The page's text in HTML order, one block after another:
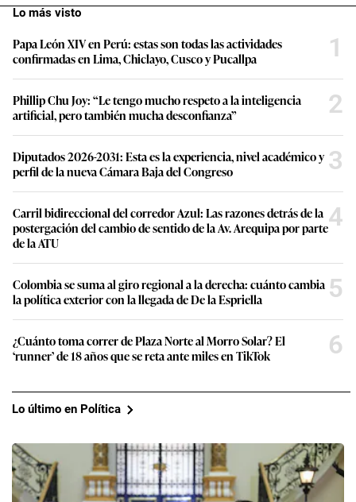
Lo más visto
Papa León XIV en Perú: estas son todas las actividades
confirmadas en Lima, Chiclayo, Cusco y Pucallpa
1
Phillip Chu Joy: “Le tengo mucho respeto a la inteligencia
artificial, pero también mucha desconfianza”
2
Diputados 2026-2031: Esta es la experiencia, nivel académico y
perfil de la nueva Cámara Baja del Congreso
3
Carril bidireccional del corredor Azul: Las razones detrás de la
postergación del cambio de sentido de la Av. Arequipa por parte
de la ATU
4
Colombia se suma al giro regional a la derecha: cuánto cambia
la política exterior con la llegada de De la Espriella
5
¿Cuánto toma correr de Plaza Norte al Morro Solar? El
‘runner’ de 18 años que se reta ante miles en TikTok
6
Lo último en Política